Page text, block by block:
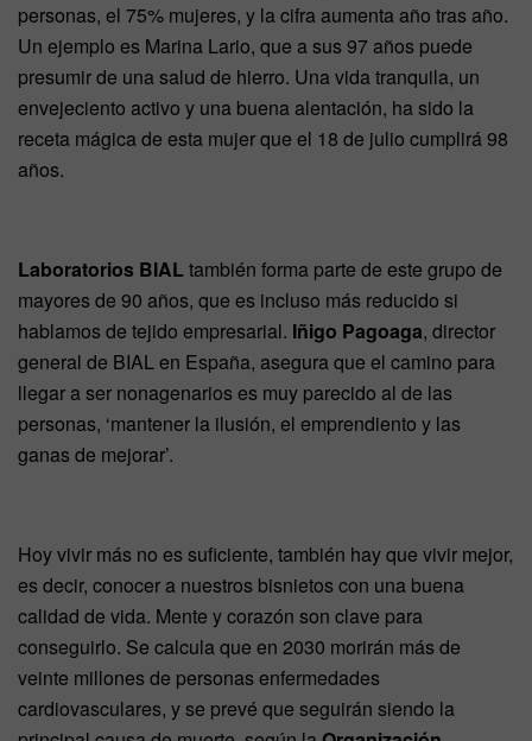
personas, el 75% mujeres, y la cifra aumenta año tras año.
Un ejemplo es Marina Lario, que a sus 97 años puede
presumir de una salud de hierro. Una vida tranquila, un
envejeciento activo y una buena alentación, ha sido la
receta mágica de esta mujer que el 18 de julio cumplirá 98
años.
Laboratorios BIALtambién forma parte de este grupo de
mayores de 90 años, que es incluso más reducido si
hablamos de tejido empresarial. Iñigo Pagoaga, director
general de BIAL en España, asegura que el camino para
llegar a ser nonagenarios es muy parecido al de las
personas, ‘mantener la ilusión, el emprendiento y las
ganas de mejorar’.
Hoy vivir más no es suficiente, también hay que vivir mejor,
es decir, conocer a nuestros bisnietos con una buena
calidad de vida. Mente y corazón son clave para
conseguirlo. Se calcula que en 2030 morirán más de
veinte millones de personas enfermedades
cardiovasculares, y se prevé que seguirán siendo la